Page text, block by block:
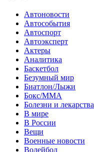
Автоновости
Автособытия
Автоспорт
Автоэксперт
Актеры
Аналитика
Баскетбол
Безумный мир
Биатлон/Лыжи
Бокс/MMA
Болезни и лекарства
В мире
В России
Вещи
Военные новости
Волейбол